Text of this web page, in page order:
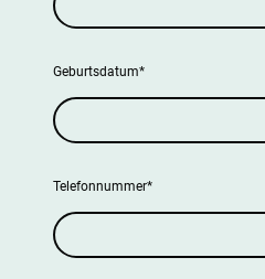
Geburtsdatum*
Telefonnummer*